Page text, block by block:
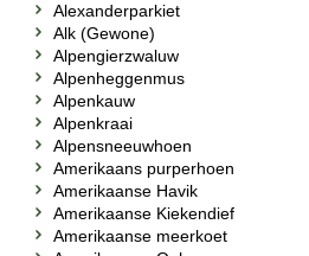
Alexanderparkiet
Alk (Gewone)
Alpengierzwaluw
Alpenheggenmus
Alpenkauw
Alpenkraai
Alpensneeuwhoen
Amerikaans purperhoen
Amerikaanse Havik
Amerikaanse Kiekendief
Amerikaanse meerkoet